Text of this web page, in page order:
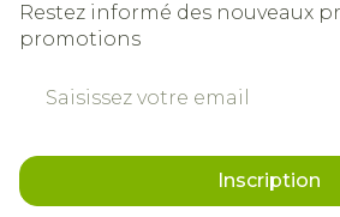
Restez informé des nouveaux
promotions
Inscription